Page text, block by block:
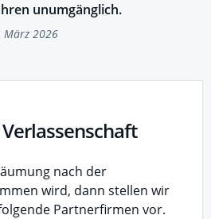
unumgänglich.
März 2026
nach der
wird, dann stellen wir
Partnerfirmen vor.